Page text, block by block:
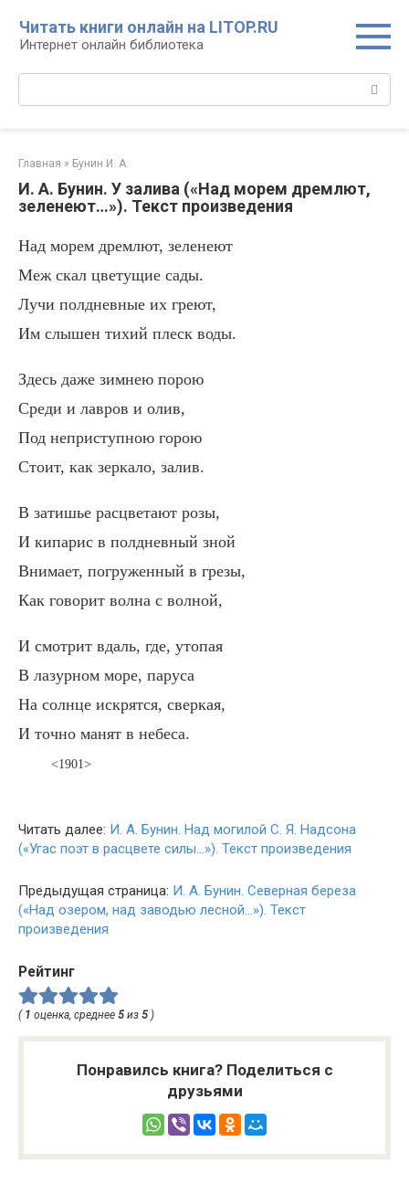
контенту
Читать книги онлайн на LITOP.RU
Интернет онлайн библиотека
Главная » Бунин И. А.
И. А. Бунин. У залива («Над морем дремлют,
зеленеют…»). Текст произведения
Над морем дремлют, зеленеют
Меж скал цветущие сады.
Лучи полдневные их греют,
Им слышен тихий плеск воды.
Здесь даже зимнею порою
Среди и лавров и олив,
Под неприступною горою
Стоит, как зеркало, залив.
В затишье расцветают розы,
И кипарис в полдневный зной
Внимает, погруженный в грезы,
Как говорит волна с волной,
И смотрит вдаль, где, утопая
В лазурном море, паруса
На солнце искрятся, сверкая,
И точно манят в небеса.
<1901>
Читать далее: И. А. Бунин. Над могилой С. Я. Надсона
(«Угас поэт в расцвете силы…»). Текст произведения
Предыдущая страница: И. А. Бунин. Северная береза
(«Над озером, над заводью лесной…»). Текст
произведения
Рейтинг
( 1 оценка, среднее 5 из 5 )
Понравилсь книга? Поделиться с
друзьями